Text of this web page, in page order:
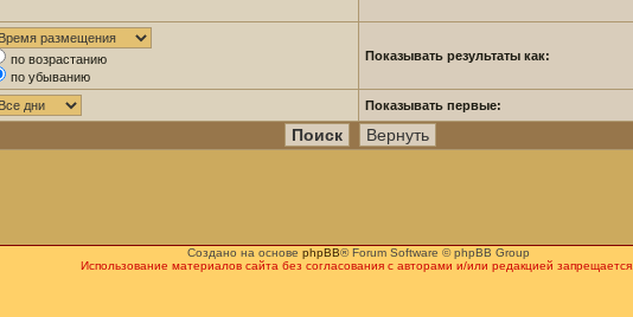
по возрастанию
по убыванию
Показывать результаты как:
Показывать первые:
Создано на основе phpBB® Forum Software © phpBB Group
Использование материалов сайта без согласования с авторами и/или редакцией запрещается.